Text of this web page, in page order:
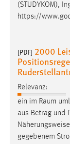
(STUDYKOM),
https://
[PDF] 2000
Relevanz:
ein im Raum
aus Betrag und
gegebenem